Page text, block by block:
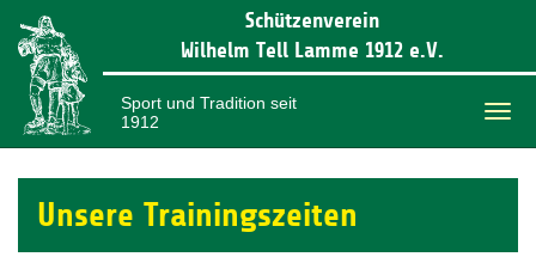
Schützenverein
Wilhelm Tell Lamme 1912 e.V.
Sport und Tradition seit
1912
Unsere Trainingszeiten